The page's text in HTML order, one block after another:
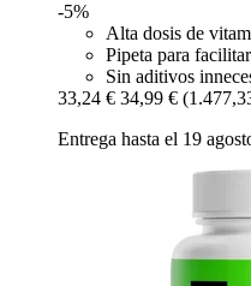
-5%
Alta dosis de
Pipeta para
Sin aditivos
33,24 € 34,99 €
Entrega hasta el 19